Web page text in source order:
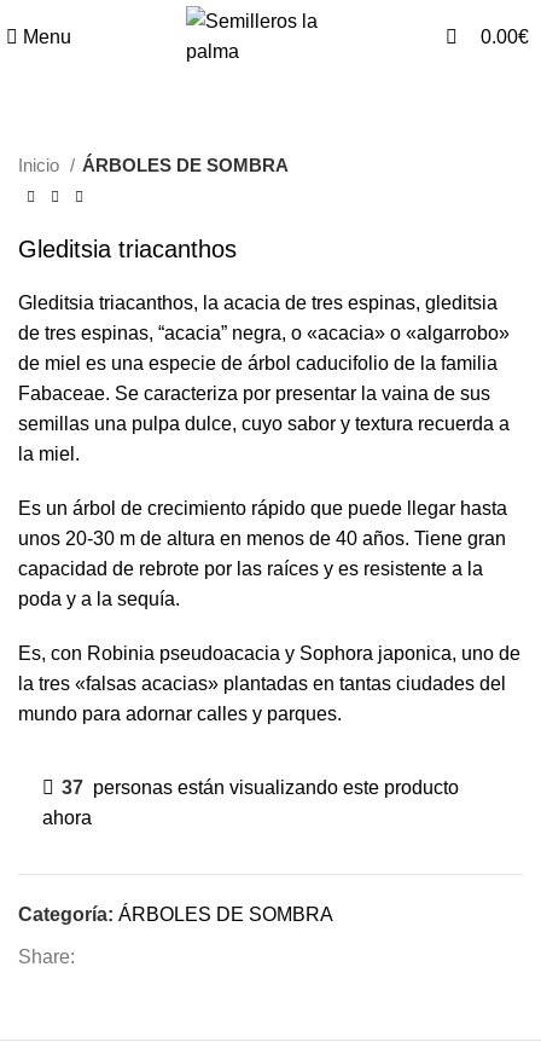
Menu 0.00€
Inicio ÁRBOLES DE SOMBRA
Gleditsia triacanthos
Gleditsia triacanthos, la acacia de tres espinas,​ gleditsia
de tres espinas, “acacia” negra, o «acacia» o «algarrobo»
de miel es una especie de árbol caducifolio de la familia
Fabaceae. Se caracteriza por presentar la vaina de sus
semillas una pulpa dulce, cuyo sabor y textura recuerda a
la miel.
Es un árbol de crecimiento rápido que puede llegar hasta
unos 20-30 m de altura en menos de 40 años. Tiene gran
capacidad de rebrote por las raíces y es resistente a la
poda y a la sequía.
Es, con Robinia pseudoacacia y Sophora japonica, uno de
la tres «falsas acacias» plantadas en tantas ciudades del
mundo para adornar calles y parques.
37 personas están visualizando este producto
ahora
Categoría: ÁRBOLES DE SOMBRA
Share: